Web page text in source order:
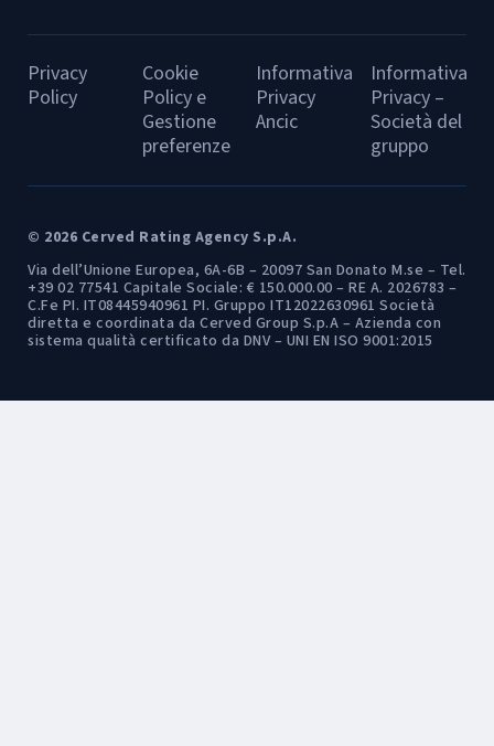
Privacy
Policy
Cookie
Policy e
Gestione
preferenze
Informativa
Privacy
Ancic
Informativa
Privacy –
Società del
gruppo
© 2026 Cerved Rating Agency S.p.A.
Via dell’Unione Europea, 6A-6B – 20097 San Donato M.se – Tel.
+39 02 77541 Capitale Sociale: € 150.000.00 – RE A. 2026783 –
C.Fe PI. IT08445940961 PI. Gruppo IT12022630961 Società
diretta e coordinata da Cerved Group S.p.A – Azienda con
sistema qualità certificato da DNV – UNI EN ISO 9001:2015